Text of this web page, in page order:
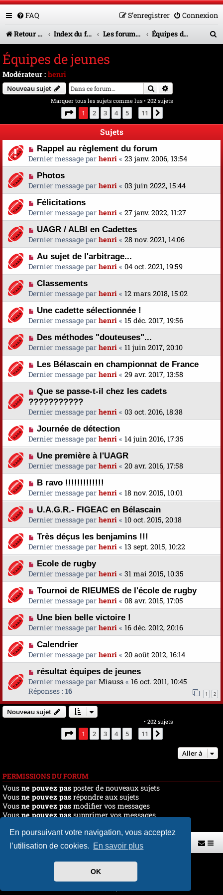
En poursuivant votre navigation, vous acceptez
l’utilisation de cookies. En savoir plus
OK
FAQ Connexion
S’enregistrer
Retour vers le site U.A.G.R.
Index du forum Les forums en service Équipes de jeunes
c
h
Équipes de jeunes
Modérateur : henri
Nouveau sujet Rechercher
Marquer tous les sujets comme lus• 202 sujets
Page 1sur11
1 2 3 4 5 11
Sujets
Rappel au règlement du forum
Dernier message par henri « 23 janv. 2006, 13:54
Photos
Dernier message par henri « 03 juin 2022, 15:44
Félicitations
Dernier message par henri « 27 janv. 2022, 11:27
UAGR / ALBI en Cadettes
Dernier message par henri « 28 nov. 2021, 14:06
Au sujet de l'arbitrage...
Dernier message par henri « 04 oct. 2021, 19:59
Classements
Dernier message par henri « 12 mars 2018, 15:02
Une cadette sélectionnée !
Dernier message par henri « 15 déc. 2017, 19:56
Des méthodes "douteuses"...
Dernier message par henri « 11 juin 2017, 20:10
Les Bélascain en championnat de France
Dernier message par henri « 29 avr. 2017, 13:58
Que se passe-t-il chez les cadets
???????????
Dernier message par henri « 03 oct. 2016, 18:38
Journée de détection
Dernier message par henri « 14 juin 2016, 17:35
Une première à l'UAGR
Dernier message par henri « 20 avr. 2016, 17:58
B ravo !!!!!!!!!!!!!
Dernier message par henri « 18 nov. 2015, 10:01
U.A.G.R.- FIGEAC en Bélascain
Dernier message par henri « 10 oct. 2015, 20:18
Très déçus les benjamins !!!
Dernier message par henri « 13 sept. 2015, 10:22
Ecole de rugby
Dernier message par henri « 31 mai 2015, 10:35
Tournoi de RIEUMES de l'école de rugby
Dernier message par henri « 08 avr. 2015, 17:05
Une bien belle victoire !
Dernier message par henri « 16 déc. 2012, 20:16
Calendrier
Dernier message par henri « 20 août 2012, 16:14
résultat équipes de jeunes
Dernier message par Miauss « 16 oct. 2011, 10:45
Réponses : 16 1 2
Nouveau sujet
• 202 sujets
Page 1sur11
1 2 3 4 5 11
Aller à
PERMISSIONS DU FORUM
Vous ne pouvez pas poster de nouveaux sujets
Vous ne pouvez pas répondre aux sujets
Vous ne pouvez pas modifier vos messages
Vousne pouvez passupprimer vos messages
Retour vers le site U.A.G.R. Index du forum
Développé parphpBB® Forum Software © phpBB Limited
Traduit par
Style parH. DREUILHE avec l'aide de CABOT